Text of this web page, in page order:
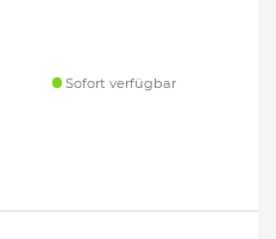
Sofort verfügbar